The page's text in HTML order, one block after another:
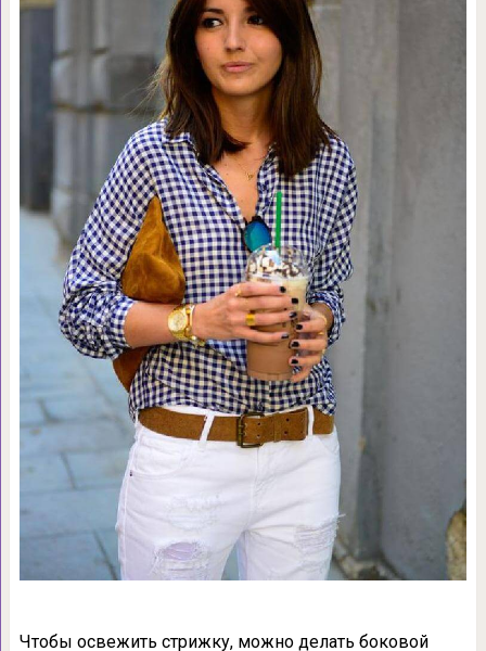
Чтобы освежить стрижку, можно делать боковой